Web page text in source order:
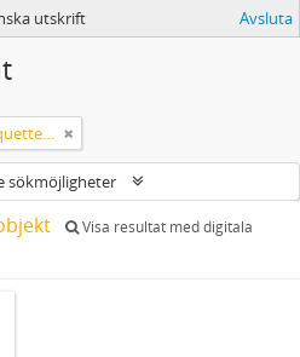
utskrift Avsluta
Amours De Monsieur L'abbé Roquette avec Mademoiselle de Montauzier par Monsieur L'abbé Le Camus 1667
sökmöjligheter
Visa resultat med digitala